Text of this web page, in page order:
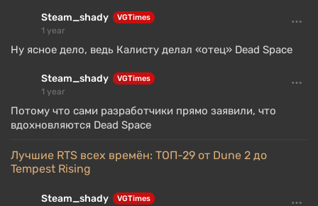
Steam_shady VGTimes
1 year
Ну ясное дело, ведь Калисту делал «отец» Dead Space
Steam_shady VGTimes
1 year
Потому что сами разработчики прямо заявили, что
вдохновляются Dead Space
Лучшие RTS всех времён: ТОП-29 от Dune 2 до
Tempest Rising
Steam_shady VGTimes